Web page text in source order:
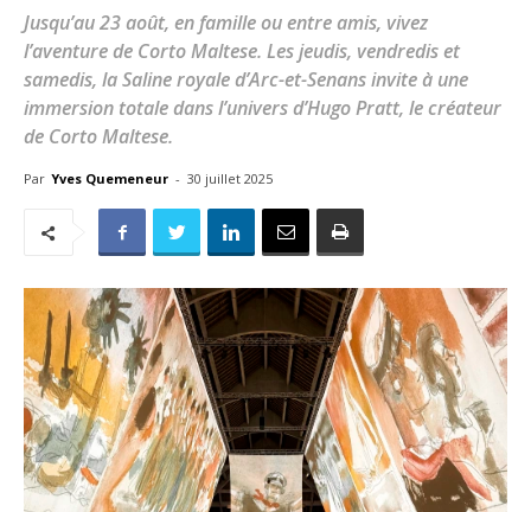
Jusqu’au 23 août, en famille ou entre amis, vivez
l’aventure de Corto Maltese. Les jeudis, vendredis et
samedis, la Saline royale d’Arc-et-Senans invite à une
immersion totale dans l’univers d’Hugo Pratt, le créateur
de Corto Maltese.
Par Yves Quemeneur - 30 juillet 2025